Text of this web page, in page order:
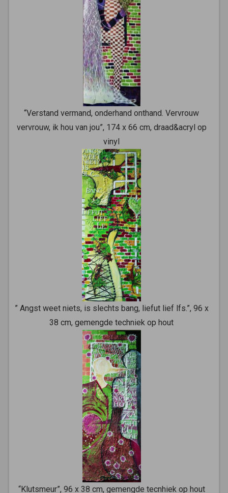
“Verstand vermand, onderhand onthand. Vervrouw
vervrouw, ik hou van jou”, 174 x 66 cm, draad&acryl op
vinyl
” Angst weet niets, is slechts bang, liefut lief lfs.”, 96 x
38 cm, gemengde techniek op hout
“Klutsmeur”, 96 x 38 cm, gemengde tecnhiek op hout